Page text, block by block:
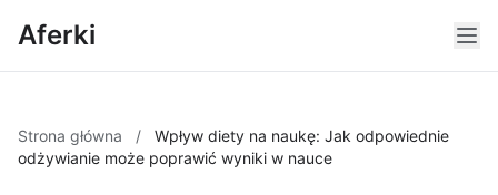
Aferki
Strona główna /
Wpływ diety na naukę: Jak odpowiednie
odżywianie może poprawić wyniki w nauce